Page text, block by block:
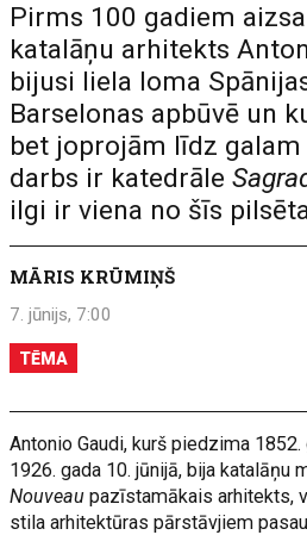
Pirms 100 gadiem
katalāņu arhitekts
bijusi liela loma
Barselonas apbūvē un
bet joprojām līdz galam
darbs ir katedrāle
ilgi ir viena no šīs
MĀRIS KRŪMIŅŠ
7. jūnijs, 7:00
TĒMA
Antonio Gaudi, kurš piedzima
1926. gada 10. jūnijā, bija katalāņu
Nouveau pazīstamākais arhitekts,
stila arhitektūras pārstāvjiem